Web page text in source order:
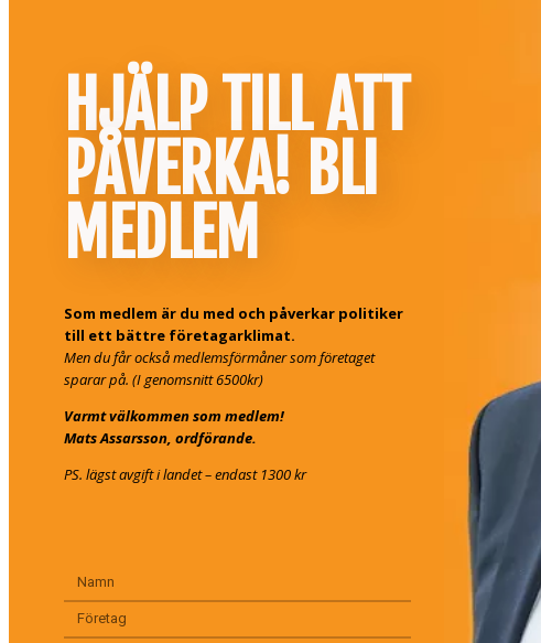
HJÄLP TILL ATT
PÅVERKA! BLI
MEDLEM
Som medlem är du med och påverkar politiker
till ett bättre företagarklimat.
Men du får också medlemsförmåner som företaget
sparar på. (I genomsnitt 6500kr)
Varmt välkommen som medlem!
Mats Assarsson, ordförande.
PS. lägst avgift i landet – endast 1300 kr